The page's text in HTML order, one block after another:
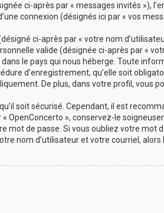
ci-après par « messages invités »),
connexion (désignés ici par « vos
ci-après par « votre nom
valide (désignée ci-après par «
le pays qui nous héberge. Toute
d’enregistrement, qu’elle soit
De plus, dans votre profil, vous
soit sécurisé. Cependant, il est
OpenConcerto », conservez-le
de passe. Si vous oubliez votre mot
nom d’utilisateur et votre courriel,